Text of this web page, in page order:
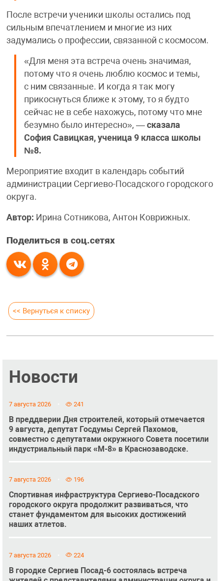
После встречи ученики школы остались под
сильным впечатлением и многие из них
задумались о профессии, связанной с космосом.
«Для меня эта встреча очень значимая,
потому что я очень люблю космос и темы,
с ним связанные. И когда я так могу
прикоснуться ближе к этому, то я будто
сейчас не в себе нахожусь, потому что мне
безумно было интересно», — сказала
София Савицкая, ученица 9 класса школы
№8.
Мероприятие входит в календарь событий
администрации Сергиево-Посадского городского
округа.
Автор: Ирина Сотникова, Антон Коврижных.
Поделиться в соц.сетях
<< Вернуться к списку
Новости
7 августа 2026 241
В преддверии Дня строителей, который отмечается
9 августа, депутат Госдумы Сергей Пахомов,
совместно с депутатами окружного Совета посетили
индустриальный парк «М-8» в Краснозаводске.
7 августа 2026 196
Спортивная инфраструктура Сергиево-Посадского
городского округа продолжит развиваться, что
станет фундаментом для высоких достижений
наших атлетов.
7 августа 2026 224
В городке Сергиев Посад-6 состоялась встреча